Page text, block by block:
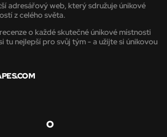
adresářový web, který sdružuje únikové
z celého světa.
o každé skutečné únikové místnosti
tu nejlepší pro svůj tým - a užijte si únikovou
O